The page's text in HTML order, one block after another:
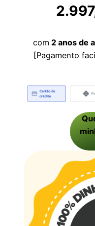
com 2 anos de
[Pagamento